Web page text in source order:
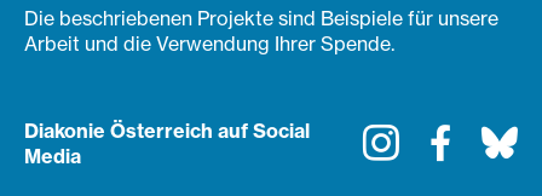
Die beschriebenen Projekte sind Beispiele für unsere
Arbeit und die Verwendung Ihrer Spende.
Diakonie Österreich auf Social
Media
Instagram